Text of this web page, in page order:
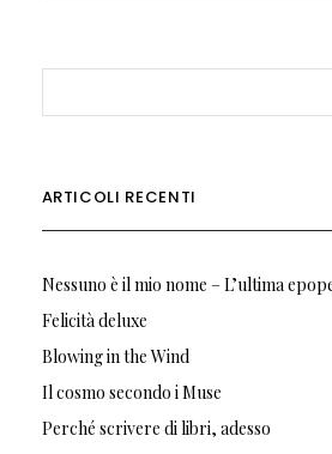
ARTICOLI RECENTI
Nessuno è il mio nome – L’ultima
Felicità deluxe
Blowing in the Wind
Il cosmo secondo i Muse
Perché scrivere di libri, adesso